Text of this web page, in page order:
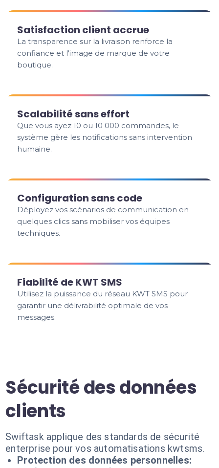
Satisfaction client accrue
La transparence sur la livraison renforce la
confiance et l'image de marque de votre
boutique.
Scalabilité sans effort
Que vous ayez 10 ou 10 000 commandes, le
système gère les notifications sans intervention
humaine.
Configuration sans code
Déployez vos scénarios de communication en
quelques clics sans mobiliser vos équipes
techniques.
Fiabilité de KWT SMS
Utilisez la puissance du réseau KWT SMS pour
garantir une délivrabilité optimale de vos
messages.
Sécurité des données
clients
Swiftask applique des standards de sécurité
enterprise pour vos automatisations kwtsms.
Protection des données personnelles: